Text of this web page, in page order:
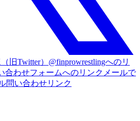
旧Twitter）@finprowrestlingへのリ
合わせフォームへのリンク メールで
問い合わせリンク